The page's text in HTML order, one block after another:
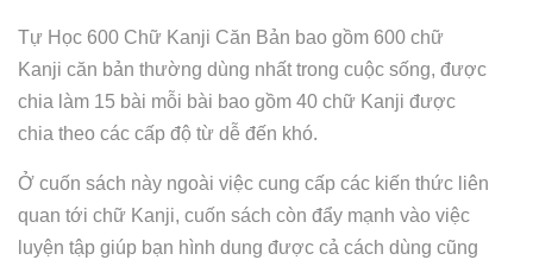
Tự Học 600 Chữ Kanji Căn Bản bao gồm 600 chữ
Kanji căn bản thường dùng nhất trong cuộc sống, được
chia làm 15 bài mỗi bài bao gồm 40 chữ Kanji được
chia theo các cấp độ từ dễ đến khó.
Ở cuốn sách này ngoài việc cung cấp các kiến thức liên
quan tới chữ Kanji, cuốn sách còn đẩy mạnh vào việc
luyện tập giúp bạn hình dung được cả cách dùng cũng